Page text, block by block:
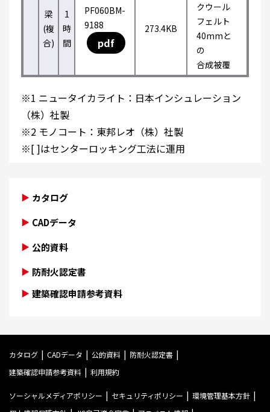
梁
(複
合)
1
時
間
PF060BM-
9188
pdf
273.4KB
クウール
フェルト
40mmと
の
合成被覆
※1 ニュータイカライト：日本インシュレーション
（株）社製
※2 モノコート：東邦レオ（株）社製
※[ ]はセンターロッキング工法に運用
カタログ
CADデータ
公的資料
防耐火認定書
建築確認申請参考資料
カタログ CADデータ 公的資料
防耐火認定書
建築確認申請参考資料
利用規約
ソーシャルメディアポリシー セキュリティポリシー
環境管理基本方針